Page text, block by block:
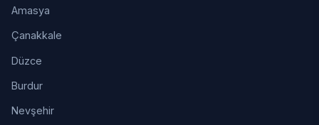
Amasya
Çanakkale
Düzce
Burdur
Nevşehir